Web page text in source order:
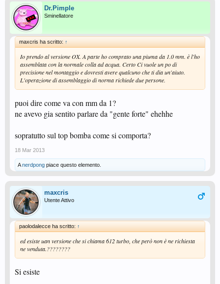
Dr.Pimple
Sminellatore
maxcris ha scritto: ↑
Io prendo al versione OX. A parte ho comprato una piuma da 1.0 mm. è l'ho
assemblata con la normale colla ad acqua. Certo Ci vuole un po di
precisione nel montaggio e dovresti avere qualcuno che ti dia un'aiuto.
L'operazione di assemblaggio di norma richiede due persone.
puoi dire come va con mm da 1?
ne avevo gia sentito parlare da "gente forte" ehehhe
sopratutto sul top bomba come si comporta?
18 Mar 2013
Anerdpong piace questo elemento.
maxcris
Utente Attivo
paolodalecce ha scritto: ↑
ed esiste uan versione che si chiama 612 turbo, che però non è ne richiesta
ne venduta.????????
Si esiste